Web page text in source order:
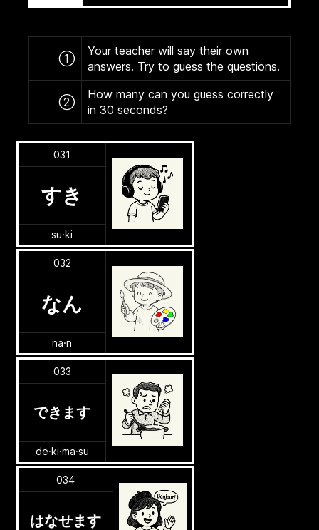
①
Your teacher will say their own
answers. Try to guess the questions.
②
How many can you guess correctly
in 30 seconds?
031
すき
su·ki
032
なん
na·n
033
できます
de·ki·ma·su
034
はなせます